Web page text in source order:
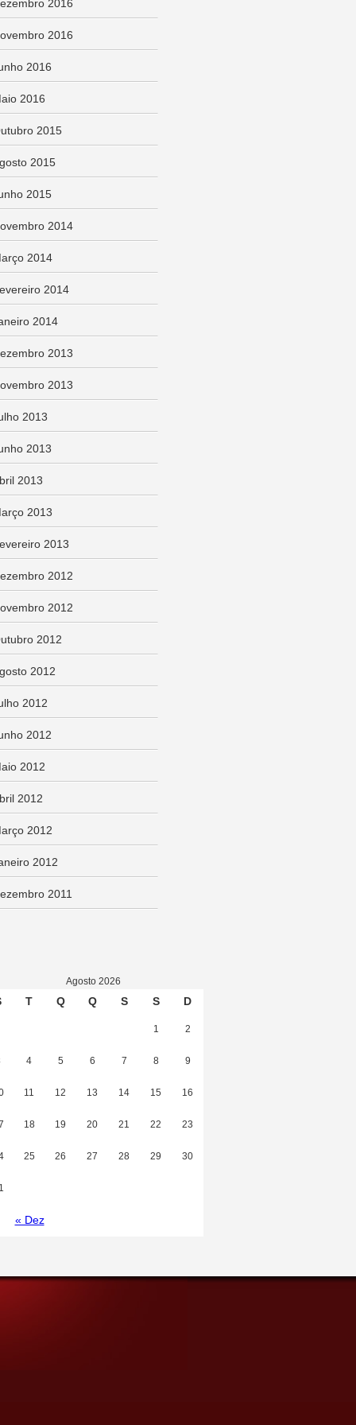
2016
2016
2016
2016
2015
2015
2015
2014
2014
2014
2014
2013
2013
2013
2013
2013
2013
2013
2012
2012
2012
2012
2012
2012
2012
2012
2012
2012
2011
Agosto 2026
T Q Q S S D
« Dez
1 2
4 5 6 7 8 9
11 12 13 14 15 16
18 19 20 21 22 23
25 26 27 28 29 30